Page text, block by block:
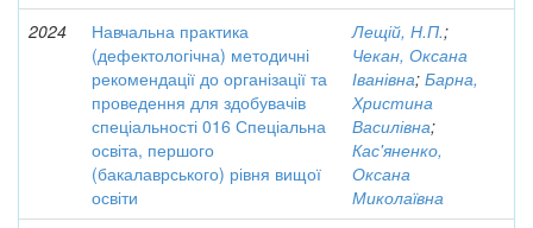
2024
Навчальна практика
(дефектологічна) методичні
рекомендації до організації та
проведення для здобувачів
спеціальності 016 Спеціальна
освіта, першого
(бакалаврського) рівня вищої
освіти
Лещій, Н.П.;
Чекан, Оксана
Іванівна; Барна,
Христина
Василівна;
Кас'яненко,
Оксана
Миколаївна